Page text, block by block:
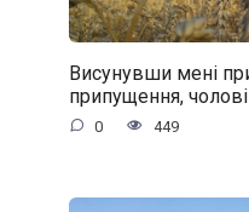
Висунувши мені
припущення,
0 449